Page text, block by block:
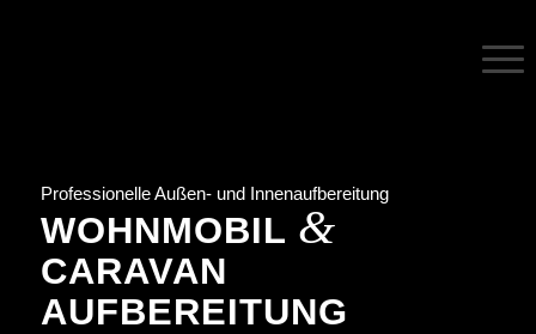
Professionelle Außen- und Innenaufbereitung
WOHNMOBIL &
CARAVAN
AUFBEREITUNG